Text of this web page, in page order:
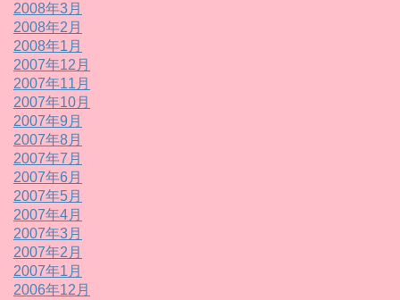
2008年3月
2008年2月
2008年1月
2007年12月
2007年11月
2007年10月
2007年9月
2007年8月
2007年7月
2007年6月
2007年5月
2007年4月
2007年3月
2007年2月
2007年1月
2006年12月